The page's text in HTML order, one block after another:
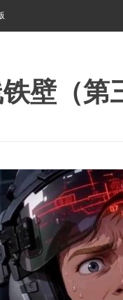
壁（第